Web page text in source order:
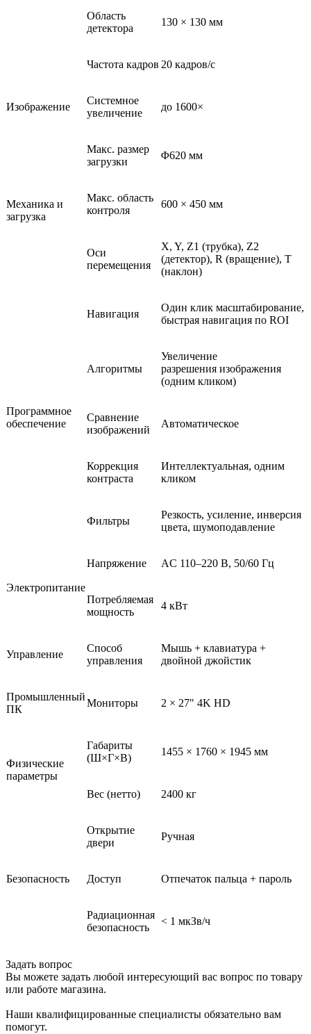
Область
детектора
130 × 130 мм
Частота кадров 20 кадров/с
Изображение
Системное
увеличение
до 1600×
Механика и
загрузка
Макс. размер
загрузки
Φ620 мм
Макс. область
контроля
600 × 450 мм
Оси
перемещения
X, Y, Z1 (трубка), Z2
(детектор), R (вращение), T
(наклон)
Программное
обеспечение
Навигация
Один клик масштабирование,
быстрая навигация по ROI
Алгоритмы
Увеличение
разрешения изображения
(одним кликом)
Сравнение
изображений
Автоматическое
Коррекция
контраста
Интеллектуальная, одним
кликом
Фильтры
Резкость, усиление, инверсия
цвета, шумоподавление
Электропитание
Напряжение AC 110–220 В, 50/60 Гц
Потребляемая
мощность
4 кВт
Управление
Способ
управления
Мышь + клавиатура +
двойной джойстик
Промышленный
ПК
Мониторы 2 × 27" 4K HD
Физические
параметры
Габариты
(Ш×Г×В)
1455 × 1760 × 1945 мм
Вес (нетто) 2400 кг
Безопасность
Открытие
двери
Ручная
Доступ Отпечаток пальца + пароль
Радиационная
безопасность
< 1 мкЗв/ч
Задать вопрос
Вы можете задать любой интересующий вас вопрос по товару
или работе магазина.
Наши квалифицированные специалисты обязательно вам
помогут.